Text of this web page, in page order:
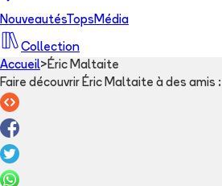
NouveautésTops Média
Collection
Accueil> Éric Maltaite
Faire découvrir Éric Maltaite à des amis :